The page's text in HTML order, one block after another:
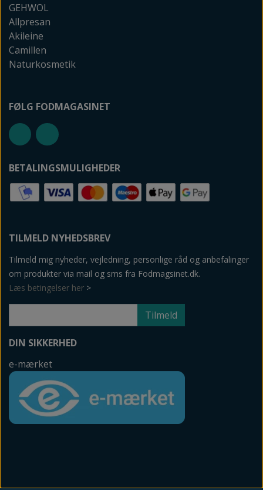
GEHWOL
Allpresan
Akileine
Camillen
Naturkosmetik
FØLG FODMAGASINET
BETALINGSMULIGHEDER
TILMELD NYHEDSBREV
Tilmeld mig nyheder, vejledning, personlige råd og anbefalinger
om produkter via mail og sms fra Fodmagsinet.dk.
Læs betingelser her >
Tilmeld
DIN SIKKERHED
e-mærket